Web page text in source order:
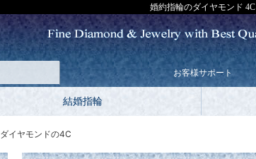
婚約指輪のダイヤモンド 4C
お客様サポート
結婚指輪
ダイヤモンドの4C